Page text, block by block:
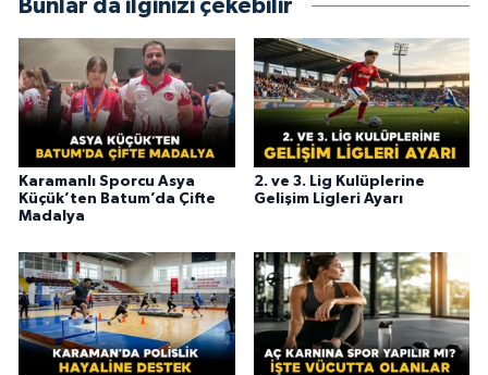
Bunlar da ilginizi çekebilir
Karamanlı Sporcu Asya
Küçük’ten Batum’da Çifte
Madalya
2. ve 3. Lig Kulüplerine
Gelişim Ligleri Ayarı